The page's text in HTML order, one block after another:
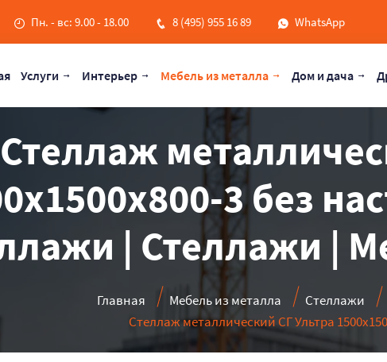
Пн. - вс: 9.00 - 18.00 8 (495) 955 16 89 WhatsApp
Услуги Интерьер Мебель из металла Дом и дача
Стеллаж
3 без
| Стеллажи |
Главная Мебель из металла Стеллажи
Стеллаж металлический СГ Ультра